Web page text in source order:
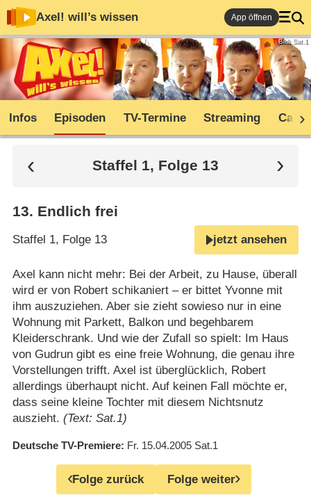
Axel! will’s wissen App öffnen
Bild: Sat.1
Infos Episoden TV-Termine Streaming Cast
Staffel 1, Folge 13
13. Endlich frei
Staffel 1, Folge 13 jetzt ansehen
Axel kann nicht mehr: Bei der Arbeit, zu Hause, überall
wird er von Robert schikaniert – er bittet Yvonne mit
ihm auszuziehen. Aber sie zieht sowieso nur in eine
Wohnung mit Parkett, Balkon und begehbarem
Kleiderschrank. Und wie der Zufall so spielt: Im Haus
von Gudrun gibt es eine freie Wohnung, die genau ihre
Vorstellungen trifft. Axel ist überglücklich, Robert
allerdings überhaupt nicht. Auf keinen Fall möchte er,
dass seine kleine Tochter mit diesem Nichtsnutz
auszieht. (Text: Sat.1)
Deutsche TV-Premiere Fr. 15.04.2005 Sat.1
Folge zurück Folge weiter